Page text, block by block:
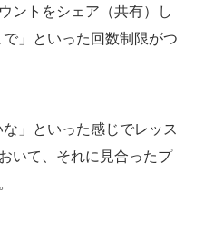
ントをシェア（共有）し
」といった回数制限がつ
」といった感じでレッス
いて、それに見合ったプ